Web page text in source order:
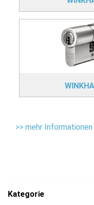
>> mehr Informationen
Kategorie